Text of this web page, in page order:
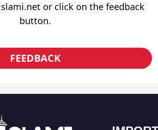
or click on the feedback
button.
FEEDBACK